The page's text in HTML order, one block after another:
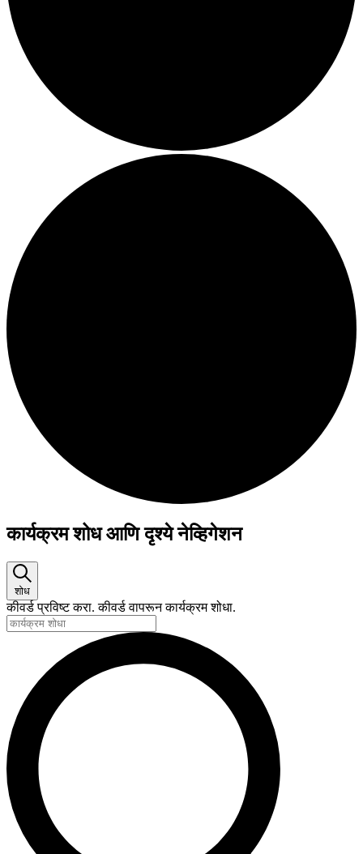
कार्यक्रम
कार्यक्रम शोध आणि दृश्ये नेव्हिगेशन
शोध
कीवर्ड प्रविष्ट करा. कीवर्ड वापरून कार्यक्रम शोधा.